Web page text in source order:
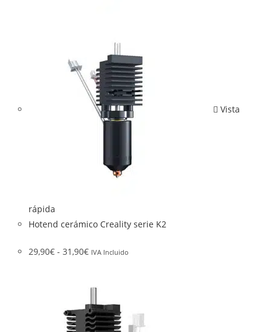
Vista
rápida
Hotend cerámico Creality serie K2
29,90€ - 31,90€ IVA Incluido